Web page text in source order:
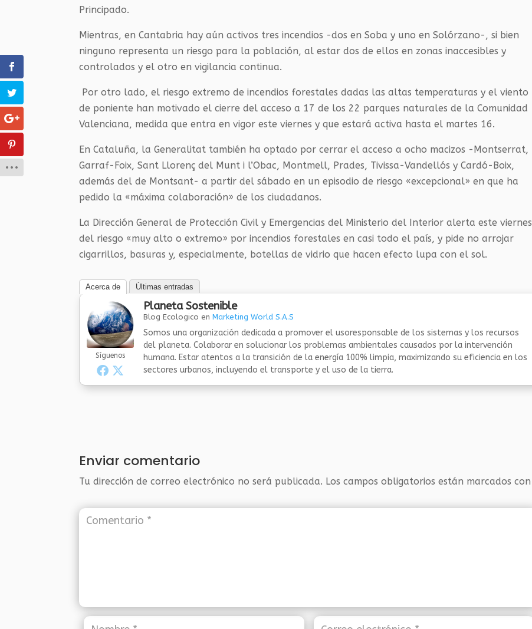
Principado.
Mientras, en Cantabria hay aún activos tres incendios -dos en Soba y uno en Solórzano-, si bien
ninguno representa un riesgo para la población, al estar dos de ellos en zonas inaccesibles y
controlados y el otro en vigilancia continua.
Por otro lado, el riesgo extremo de incendios forestales dadas las altas temperaturas y el viento
de poniente han motivado el cierre del acceso a 17 de los 22 parques naturales de la Comunidad
Valenciana, medida que entra en vigor este viernes y que estará activa hasta el martes 16.
En Cataluña, la Generalitat también ha optado por cerrar el acceso a ocho macizos -Montserrat,
Garraf-Foix, Sant Llorenç del Munt i l’Obac, Montmell, Prades, Tivissa-Vandellós y Cardó-Boix,
además del de Montsant- a partir del sábado en un episodio de riesgo «excepcional» en que ha
pedido la «máxima colaboración» de los ciudadanos.
La Dirección General de Protección Civil y Emergencias del Ministerio del Interior alerta este viernes
del riesgo «muy alto o extremo» por incendios forestales en casi todo el país, y pide no arrojar
cigarrillos, basuras y, especialmente, botellas de vidrio que hacen efecto lupa con el sol.
Acerca de Últimas entradas
Síguenos
Planeta Sostenible
Blog Ecologico enMarketing World S.A.S
Somos una organización dedicada a promover el usoresponsable de los sistemas y los recursos
del planeta. Colaborar en solucionar los problemas ambientales causados por la intervención
humana. Estar atentos a la transición de la energía 100% limpia, maximizando su eficiencia en los
sectores urbanos, incluyendo el transporte y el uso de la tierra.
Enviar comentario
Tu dirección de correo electrónico no será publicada. Los campos obligatorios están marcados con